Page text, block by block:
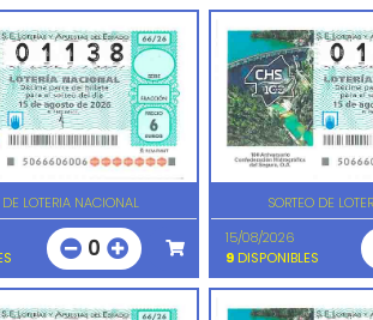
DE LOTERIA NACIONAL
0
SORTEO DE
15/08/2026
9 DISPONIBLES